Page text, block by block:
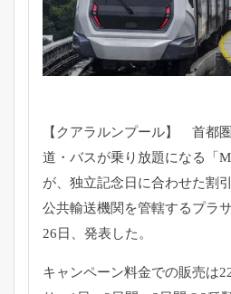
【クアラルンプール】 首都
道・バスが乗り放題になる「
が、 独立記念日に合わせた割
公共輸送機関を管轄するプラ
26日、 発表した。
キャンペーン料金での販売は